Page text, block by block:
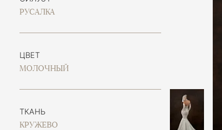
РУСАЛКА
ЦВЕТ
МОЛОЧНЫЙ
ТКАНЬ
КРУЖЕВО